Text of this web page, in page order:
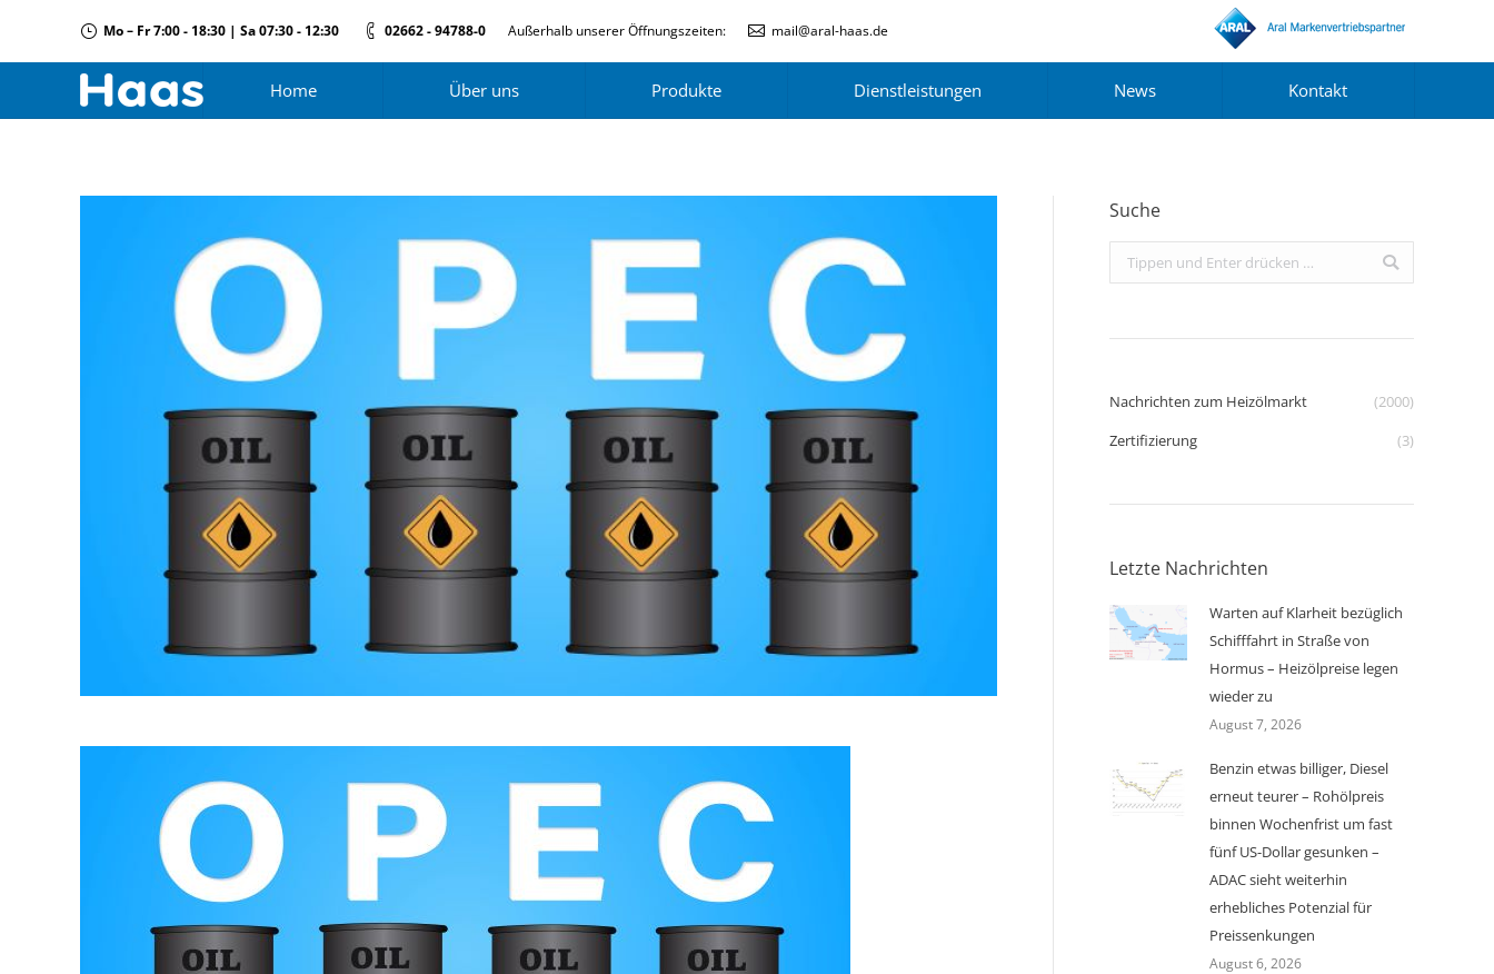
Mo – Fr 7:00 - 18:30 | Sa 07:30 - 12:30 02662 - 94788-0 Außerhalb unserer Öffnungszeiten: mail@aral-haas.de
Home Über uns Produkte Dienstleistungen News Kontakt
Suche
Search:
Nachrichten zum Heizölmarkt
(2000)
Zertifizierung
(3)
Letzte Nachrichten
Warten auf Klarheit bezüglich
Schifffahrt in Straße von
Hormus – Heizölpreise legen
wieder zu
August 7, 2026
Benzin etwas billiger, Diesel
erneut teurer – Rohölpreis
binnen Wochenfrist um fast
fünf US-Dollar gesunken –
ADAC sieht weiterhin
erhebliches Potenzial für
Preissenkungen
August 6, 2026